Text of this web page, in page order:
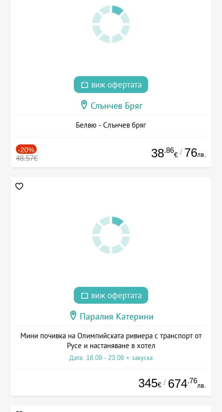
виж офертата
Слънчев Бряг
Белвю - Слънчев бряг
-20%
48.57€ 38.86
€ / 76лв.
виж офертата
Паралия Катерини
Мини почивка на Олимпийската ривиера с транспорт от
Русе и настаняване в хотел
Дата: 18.09 - 23.09 + закуска
345€ / 674.76
лв.